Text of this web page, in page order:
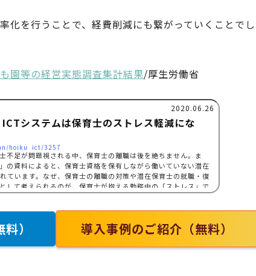
化を行うことで、経費削減にも繋がっていくことで
園等の経営実態調査集計結果/厚生労働省
2020.06.26
システムは保育士のストレス軽減にな
hoiku_ict/3257
不足が問題視される中、保育士の離職は後を絶ちません。ま
の資料によると、保育士資格を保有しながら働いていない潜在
ています。なぜ、保育士の離職の対策や潜在保育士の就職・復
して考えられるのが、保育士が抱える勤務中の「ストレス」で
項目が挙げられます。 過重な業務負担 待遇への不満 人間関係
） 導入事例のご紹介（無料）